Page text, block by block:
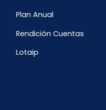
Plan Anual
Rendición Cuentas
Lotaip